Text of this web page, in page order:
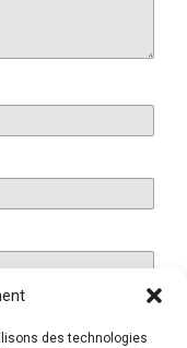
des technologies